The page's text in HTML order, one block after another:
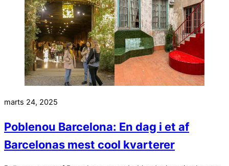
marts 24, 2025
Poblenou Barcelona: En dag i et af
Barcelonas mest cool kvarterer